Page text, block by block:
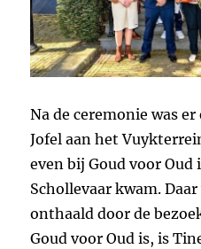
Na de ceremonie was
Jofel aan het
even bij Goud voor
Schollevaar kwam.
onthaald door de
Goud voor Oud is, is